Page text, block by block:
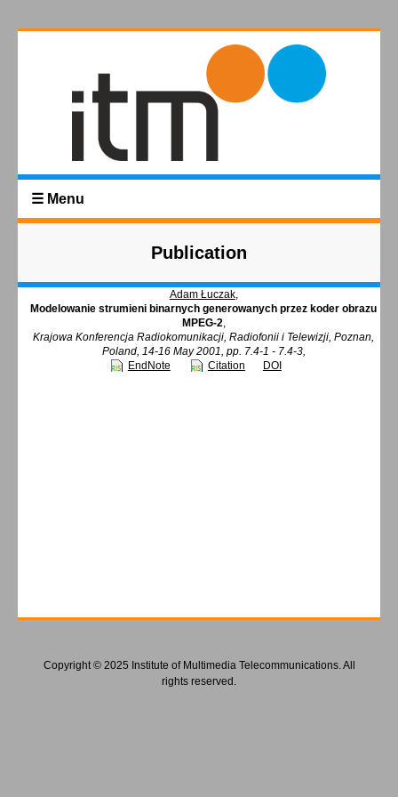
☰ Menu
Publication
Adam Łuczak,
Modelowanie strumieni binarnych generowanych przez koder obrazu
MPEG-2,
Krajowa Konferencja Radiokomunikacji, Radiofonii i Telewizji, Poznan,
Poland, 14-16 May 2001, pp. 7.4-1 - 7.4-3,
EndNote
Citation DOI
Copyright © 2025 Institute of Multimedia Telecommunications. All
rights reserved.